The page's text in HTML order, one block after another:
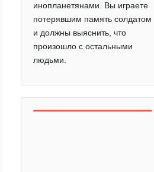
инопланетянами. Вы играете
потерявшим память солдатом
и должны выяснить, что
произошло с остальными
людьми.